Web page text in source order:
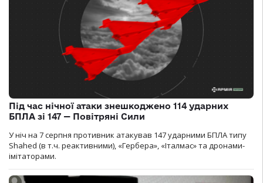
Під час нічної атаки знешкоджено 114 ударних
БПЛА зі 147 — Повітряні Сили
У ніч на 7 серпня противник атакував 147 ударними БПЛА типу
Shahed (в т.ч. реактивними), «Гербера», «Італмас» та дронами-
імітаторами.